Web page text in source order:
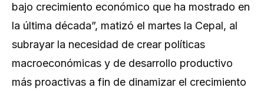
bajo crecimiento económico que ha mostrado en
la última década”, matizó el martes la Cepal, al
subrayar la necesidad de crear políticas
macroeconómicas y de desarrollo productivo
más proactivas a fin de dinamizar el crecimiento